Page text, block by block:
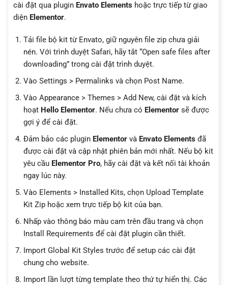
cài đặt qua plugin Envato Elements hoặc trực tiếp từ giao
diện Elementor.
Tải file bộ kit từ Envato, giữ nguyên file zip chưa giải
nén. Với trình duyệt Safari, hãy tắt “Open safe files after
downloading” trong cài đặt trình duyệt.
Vào Settings > Permalinks và chọn Post Name.
Vào Appearance > Themes > Add New, cài đặt và kích
hoạt Hello Elementor. Nếu chưa có Elementorsẽ được
gợi ý để cài đặt.
Đảm bảo các plugin Elementorvà Envato Elementsđã
được cài đặt và cập nhật phiên bản mới nhất. Nếu bộ kit
yêu cầu Elementor Pro, hãy cài đặt và kết nối tài khoản
ngay lúc này.
Vào Elements > Installed Kits, chọn Upload Template
Kit Zip hoặc xem trực tiếp bộ kit của bạn.
Nhấp vào thông báo màu cam trên đầu trang và chọn
Install Requirements để cài đặt plugin cần thiết.
Import Global Kit Styles trước để setup các cài đặt
chung cho website.
Import lần lượt từng template theo thứ tự hiển thị. Các